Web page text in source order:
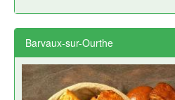
Barvaux-sur-Ourthe